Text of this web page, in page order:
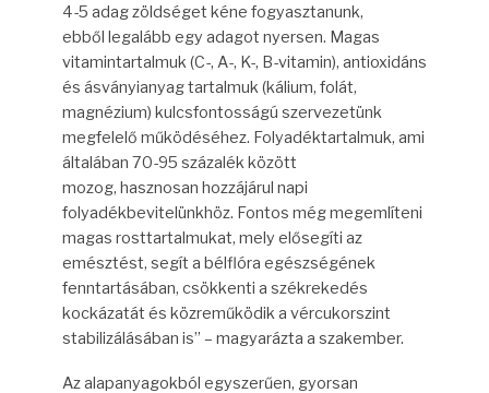
4-5 adag zöldséget kéne fogyasztanunk,
ebből legalább egy adagot nyersen. Magas
vitamintartalmuk (C-, A-, K-, B-vitamin), antioxidáns
és ásványianyag tartalmuk (kálium, folát,
magnézium) kulcsfontosságú szervezetünk
megfelelő működéséhez. Folyadéktartalmuk, ami
általában 70-95 százalék között
mozog, hasznosan hozzájárul napi
folyadékbevitelünkhöz. Fontos még megemlíteni
magas rosttartalmukat, mely elősegíti az
emésztést, segít a bélflóra egészségének
fenntartásában, csökkenti a székrekedés
kockázatát és közreműködik a vércukorszint
stabilizálásában is” – magyarázta a szakember.
Az alapanyagokból egyszerűen, gyorsan